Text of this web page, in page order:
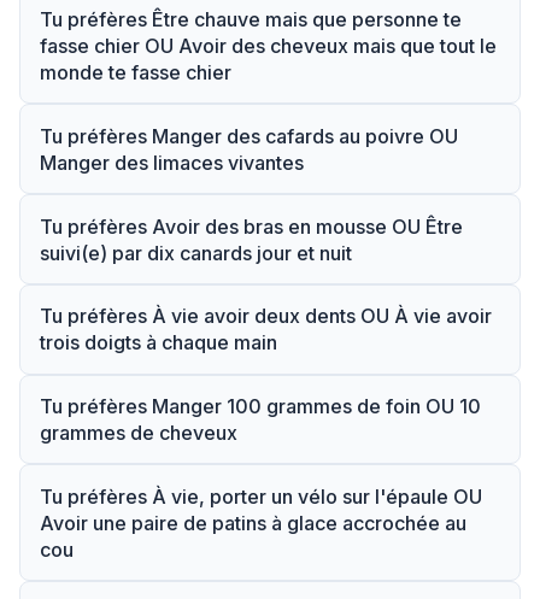
Tu préfères Être chauve mais que personne te
fasse chier OU Avoir des cheveux mais que tout le
monde te fasse chier
Tu préfères Manger des cafards au poivre OU
Manger des limaces vivantes
Tu préfères Avoir des bras en mousse OU Être
suivi(e) par dix canards jour et nuit
Tu préfères À vie avoir deux dents OU À vie avoir
trois doigts à chaque main
Tu préfères Manger 100 grammes de foin OU 10
grammes de cheveux
Tu préfères À vie, porter un vélo sur l'épaule OU
Avoir une paire de patins à glace accrochée au
cou